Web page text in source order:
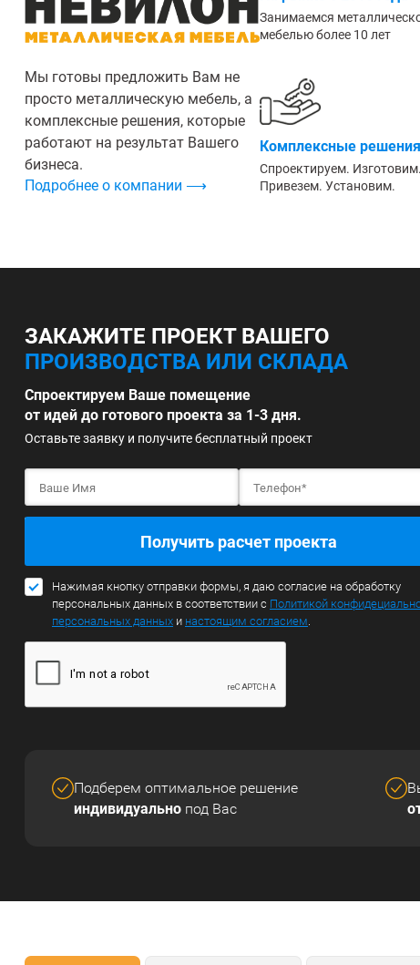
Мы готовы предложить Вам не
просто металлическую мебель, а
комплексные решения, которые
работают на результат Вашего
бизнеса.
Подробнее о компании ⟶
Занимаемся
мебелью более 10 лет
Комплексные
Спроектируем. Изготовим.
Привезем. Установим.
ЗАКАЖИТЕ ПРОЕКТ ВАШЕГО
ПРОИЗВОДСТВА ИЛИ СКЛАДА
Спроектируем Ваше помещение
от идей до готового проекта за 1-3 дня.
Оставьте заявку и получите бесплатный проект
Получить расчет проекта
Нажимая кнопку отправки формы, я даю согласие на обработку
персональных данных в соответствии с Политикой
персональных данных и настоящим согласием.
Подберем оптимальное решение
индивидуально под Вас